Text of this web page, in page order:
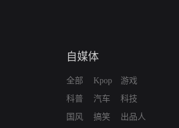
自媒体
全部
科普
国风
Kpop
汽车
搞笑
游戏
科技
出品人